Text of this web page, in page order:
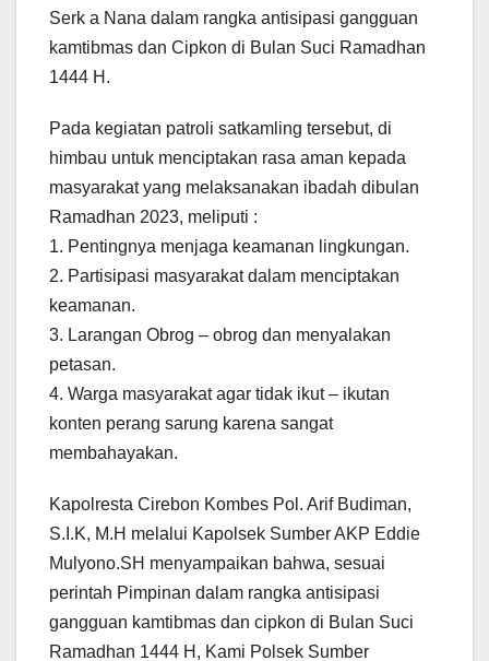
Serk a Nana dalam rangka antisipasi gangguan
kamtibmas dan Cipkon di Bulan Suci Ramadhan
1444 H.
Pada kegiatan patroli satkamling tersebut, di
himbau untuk menciptakan rasa aman kepada
masyarakat yang melaksanakan ibadah dibulan
Ramadhan 2023, meliputi :
1. Pentingnya menjaga keamanan lingkungan.
2. Partisipasi masyarakat dalam menciptakan
keamanan.
3. Larangan Obrog – obrog dan menyalakan
petasan.
4. Warga masyarakat agar tidak ikut – ikutan
konten perang sarung karena sangat
membahayakan.
Kapolresta Cirebon Kombes Pol. Arif Budiman,
S.I.K, M.H melalui Kapolsek Sumber AKP Eddie
Mulyono.SH menyampaikan bahwa, sesuai
perintah Pimpinan dalam rangka antisipasi
gangguan kamtibmas dan cipkon di Bulan Suci
Ramadhan 1444 H, Kami Polsek Sumber